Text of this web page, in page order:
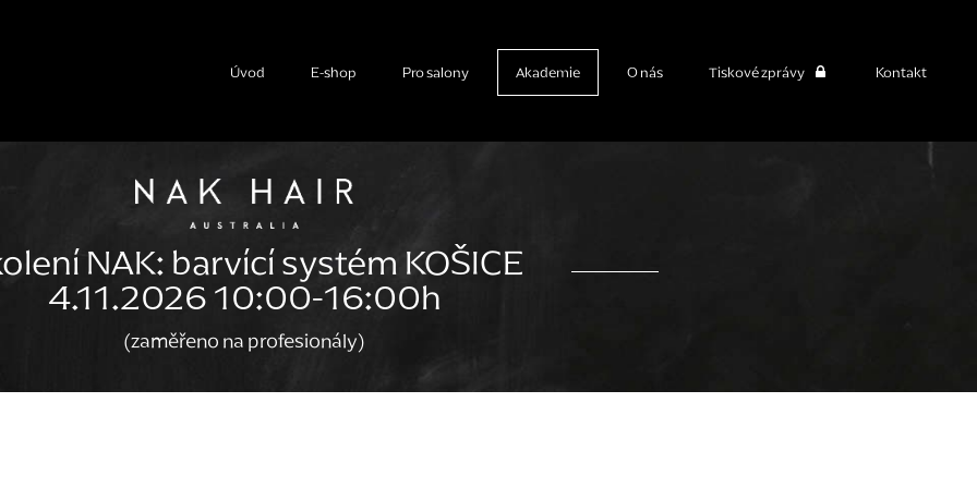
Úvod E-shop Pro salony Akademie O nás Tiskové zprávy Kontakt
NAK: barvící systém KOŠICE
4.11.2026 10:00-16:00h
(zaměřeno na profesionály)